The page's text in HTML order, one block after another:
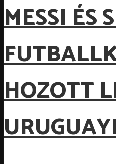
MESSI ÉS
HOZOTT